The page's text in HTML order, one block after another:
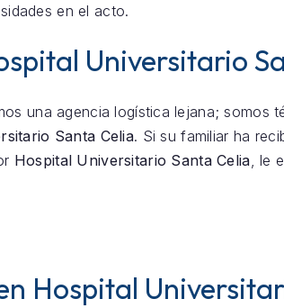
en el acto.
Universitario
una agencia logística lejana; somos
Santa Celia. Si su familiar ha
Hospital Universitario Santa Celia, le
Hospital